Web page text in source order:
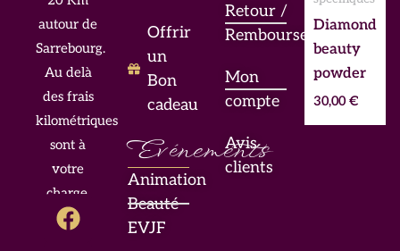
autour de
Sarrebourg.
Au delà
des frais
kilométriques
sont à
votre
charge.
F
a
I
n
L
i
Offrir
un
Bon
cadeau
Evénements
Animation
Beauté
EVJF
Retour /
Remboursement
Mon
compte
Avis
clients
Diamond
beauty
powder
30,00€